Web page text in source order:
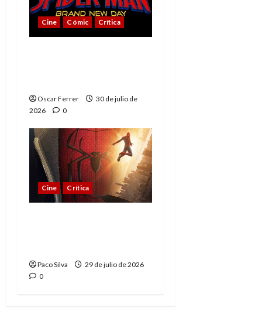
Cine Cómic Crítica
Oscar Ferrer
30 de julio de
2026
0
Cine Crítica
Paco Silva
29 de julio de 2026
0